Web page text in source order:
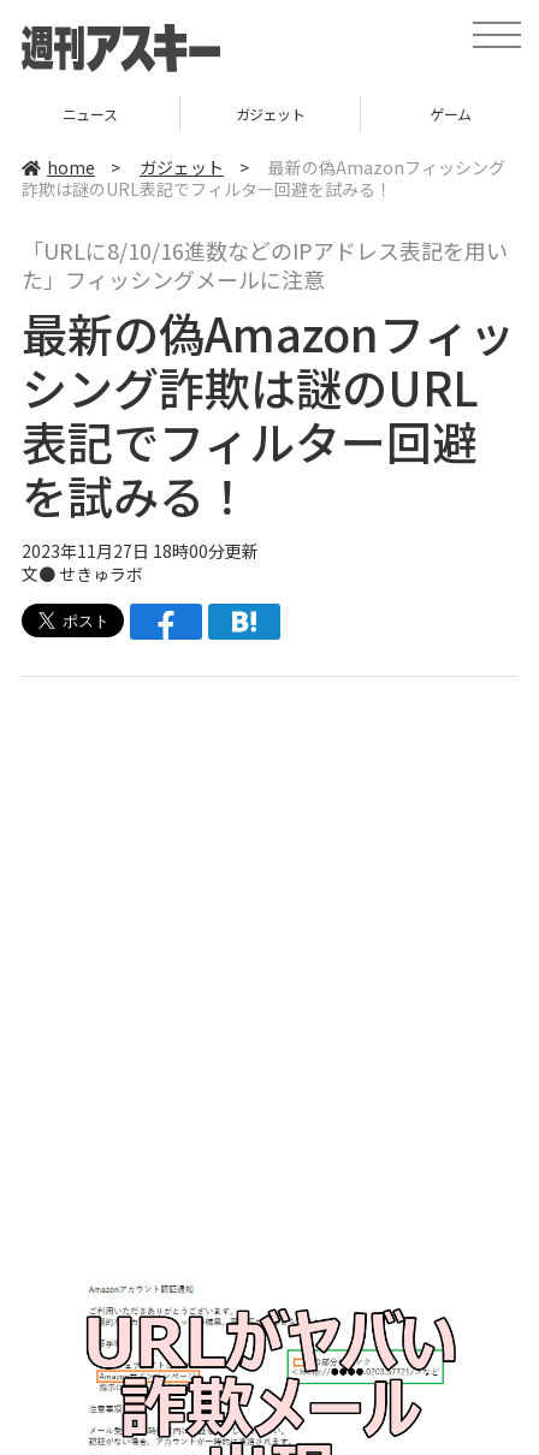
t
o
a
v
i
ニュース ガジェット ゲーム
home > ガジェット >
最新の偽Amazonフィッシング
詐欺は謎のURL表記でフィルター回避を試みる！
「URLに8/10/16進数などのIPアドレス表記を用い
た」フィッシングメールに注意
最新の偽Amazonフィッ
シング詐欺は謎のURL
表記でフィルター回避
を試みる！
2023年11月27日 18時00分更新
文● せきゅラボ